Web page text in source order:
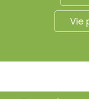
Vie